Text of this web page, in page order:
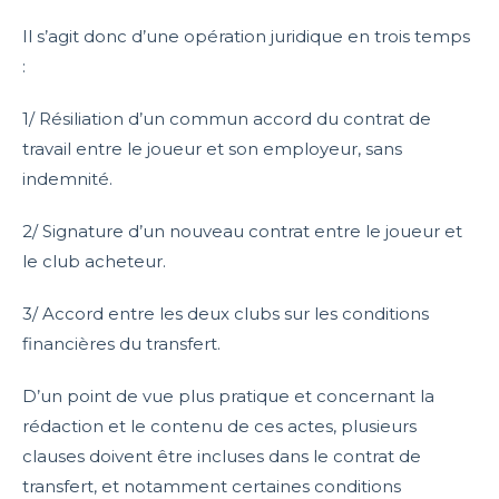
Il s’agit donc d’une opération juridique en trois temps
:
1/ Résiliation d’un commun accord du contrat de
travail entre le joueur et son employeur, sans
indemnité.
2/ Signature d’un nouveau contrat entre le joueur et
le club acheteur.
3/ Accord entre les deux clubs sur les conditions
financières du transfert.
D’un point de vue plus pratique et concernant la
rédaction et le contenu de ces actes, plusieurs
clauses doivent être incluses dans le contrat de
transfert, et notamment certaines conditions